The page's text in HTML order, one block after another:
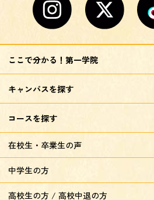
ここで分かる！第一学院
キャンパスを探す
コースを探す
在校生・卒業生の声
中学生の方
高校生の方 / 高校中退の方